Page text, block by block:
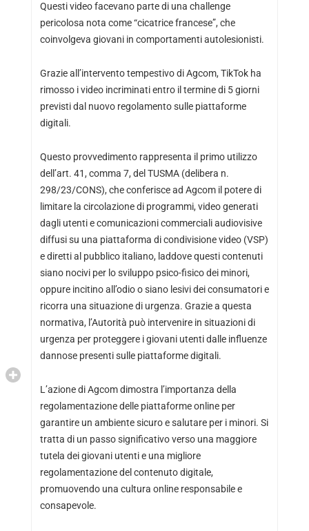
Questi video facevano parte di una challenge
pericolosa nota come “cicatrice francese”, che
coinvolgeva giovani in comportamenti autolesionisti.
Grazie all’intervento tempestivo di Agcom, TikTok ha
rimosso i video incriminati entro il termine di 5 giorni
previsti dal nuovo regolamento sulle piattaforme
digitali.
Questo provvedimento rappresenta il primo utilizzo
dell’art. 41, comma 7, del TUSMA (delibera n.
298/23/CONS), che conferisce ad Agcom il potere di
limitare la circolazione di programmi, video generati
dagli utenti e comunicazioni commerciali audiovisive
diffusi su una piattaforma di condivisione video (VSP)
e diretti al pubblico italiano, laddove questi contenuti
siano nocivi per lo sviluppo psico-fisico dei minori,
oppure incitino all’odio o siano lesivi dei consumatori e
ricorra una situazione di urgenza. Grazie a questa
normativa, l’Autorità può intervenire in situazioni di
urgenza per proteggere i giovani utenti dalle influenze
dannose presenti sulle piattaforme digitali.
L’azione di Agcom dimostra l’importanza della
regolamentazione delle piattaforme online per
garantire un ambiente sicuro e salutare per i minori. Si
tratta di un passo significativo verso una maggiore
tutela dei giovani utenti e una migliore
regolamentazione del contenuto digitale,
promuovendo una cultura online responsabile e
consapevole.